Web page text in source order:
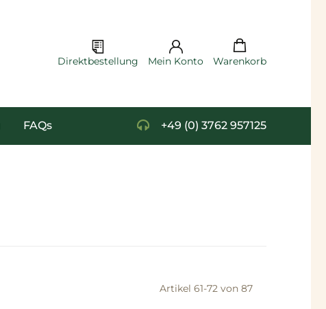
Direktbestellung Mein Konto
Warenkorb
FAQs +49 (0) 3762 957125
Artikel 61-72 von 87